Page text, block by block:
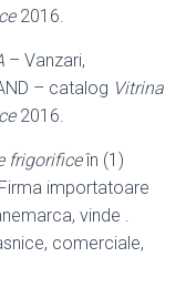
2016.
– Vanzari,
– catalog Vitrina
2016.
frigorificeîn (1)
. Firma importatoare
vinde .
comerciale,